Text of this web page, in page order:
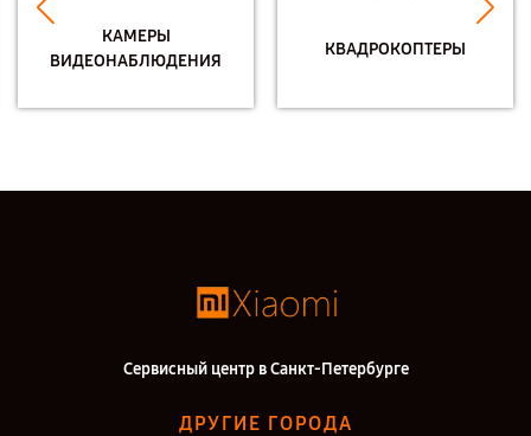
КАМЕРЫ
ВИДЕОНАБЛЮДЕНИЯ
КВАДРОКОПТЕРЫ
Сервисный центр в Санкт-Петербурге
ДРУГИЕ ГОРОДА